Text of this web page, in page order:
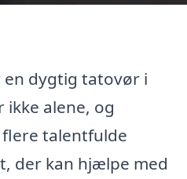
en dygtig tatovør i
ikke alene, og
talentfulde
der kan hjælpe med